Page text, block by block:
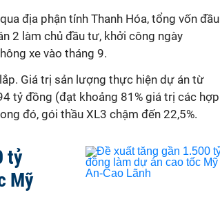
địa phận tỉnh Thanh Hóa, tổng vốn đầu
2 làm chủ đầu tư, khởi công ngày
xe vào tháng 9.
Giá trị sản lượng thực hiện dự án từ
tỷ đồng (đạt khoảng 81% giá trị các hợp
đó, gói thầu XL3 chậm đến 22,5%.
tỷ
Mỹ